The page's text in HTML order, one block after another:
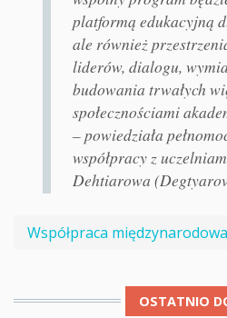
platformą edukacyjną
ale również
liderów, dialogu,
budowania trwałych
społecznościami
– powiedziała
współpracy z
Dehtiarowa
Współpraca międzynarodowa
OSTATNIO